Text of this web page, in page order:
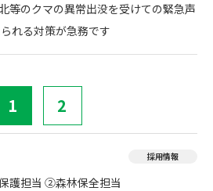
のクマの異常出没を受けての緊急声
れる対策が急務です
1 2
採用情報
護担当 ②森林保全担当